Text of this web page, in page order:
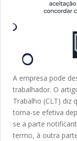
A empresa pode
trabalhador. O
Trabalho (CLT) diz
torna-se efetiva
se a parte
termo, à outra